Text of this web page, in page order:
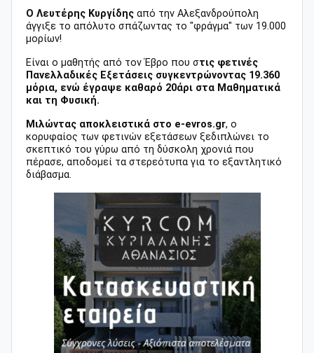
Ο Λευτέρης Κυργίδης από την Αλεξανδρούπολη
άγγιξε το απόλυτο σπάζωντας το "φράγμα" των 19.000
μορίων!
Είναι ο μαθητής από τον Έβρο που στις φετινές
Πανελλαδικές Εξετάσεις συγκεντρώνοντας 19.360
μόρια, ενώ έγραψε καθαρό 20άρι στα Μαθηματικά
και τη Φυσική.
Μιλώντας αποκλειστικά στο e-evros.gr, ο
κορυφαίος των φετινών εξετάσεων ξεδιπλώνει το
σκεπτικό του γύρω από τη δύσκολη χρονιά που
πέρασε, αποδομεί τα στερεότυπα για το εξαντλητικό
διάβασμα.